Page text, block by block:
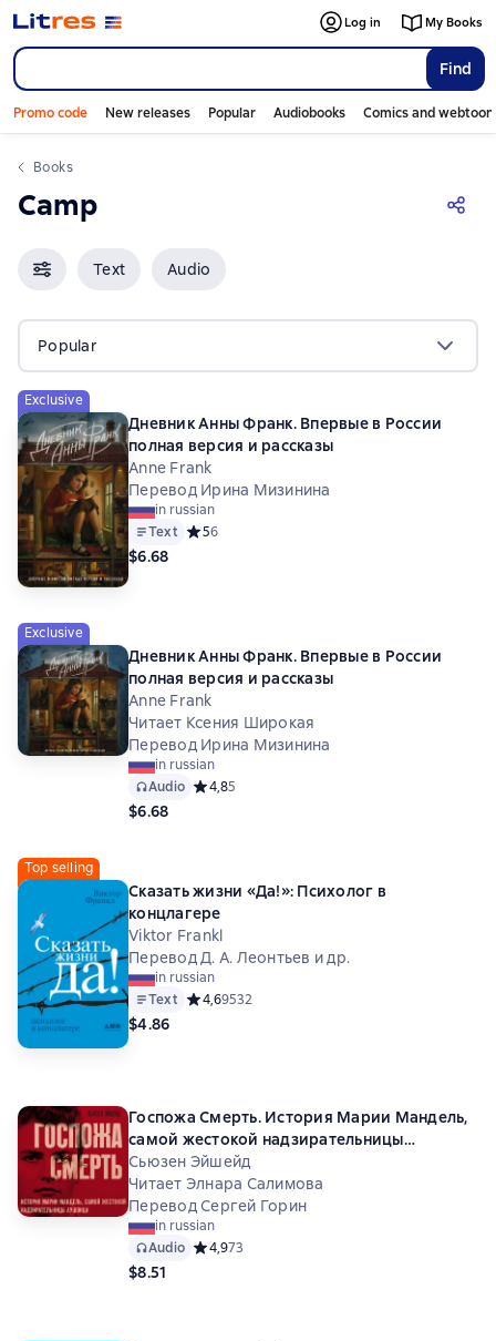
Find
Log in My Books
Promo code New releases Popular Audiobooks Comics and
Books
Camp
Text Audio
Popular
Exclusive
Дневник Анны Франк. Впервые в России
полная версия и рассказы
Anne Frank
Перевод Ирина Мизинина
in russian
Text Средний рейтинг 5 на основе 6 оценок
56
$6.68
Exclusive
Дневник Анны Франк. Впервые в России
полная версия и рассказы
Anne Frank
Читает Ксения Широкая
Перевод Ирина Мизинина
in russian
Audio Средний рейтинг 4,8 на основе 5 оценок
4,85
$6.68
Top selling
Сказать жизни «Да!»: Психолог в
концлагере
Viktor Frankl
Перевод Д. А. Леонтьев и др.
in russian
Text Средний рейтинг 4,6 на основе 9532 оценок
4,69532
$4.86
Госпожа Смерть. История Марии Мандель,
самой жестокой надзирательницы
Аушвица
Сьюзен Эйшейд
Читает Элнара Салимова
Перевод Сергей Горин
in russian
Audio Средний рейтинг 4,9 на основе 73 оценок
4,973
$8.51